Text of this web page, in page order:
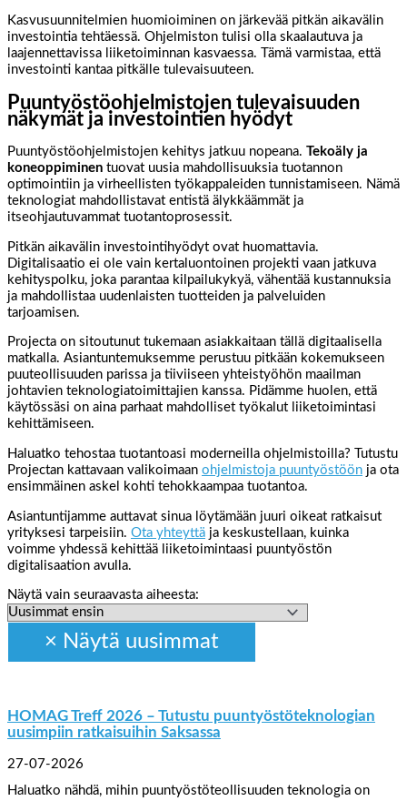
Kasvusuunnitelmien huomioiminen on järkevää pitkän aikavälin
investointia tehtäessä. Ohjelmiston tulisi olla skaalautuva ja
laajennettavissa liiketoiminnan kasvaessa. Tämä varmistaa, että
investointi kantaa pitkälle tulevaisuuteen.
Puuntyöstöohjelmistojen tulevaisuuden
näkymät ja investointien hyödyt
Puuntyöstöohjelmistojen kehitys jatkuu nopeana. Tekoäly ja
koneoppiminen tuovat uusia mahdollisuuksia tuotannon
optimointiin ja virheellisten työkappaleiden tunnistamiseen. Nämä
teknologiat mahdollistavat entistä älykkäämmät ja
itseohjautuvammat tuotantoprosessit.
Pitkän aikavälin investointihyödyt ovat huomattavia.
Digitalisaatio ei ole vain kertaluontoinen projekti vaan jatkuva
kehityspolku, joka parantaa kilpailukykyä, vähentää kustannuksia
ja mahdollistaa uudenlaisten tuotteiden ja palveluiden
tarjoamisen.
Projecta on sitoutunut tukemaan asiakkaitaan tällä digitaalisella
matkalla. Asiantuntemuksemme perustuu pitkään kokemukseen
puuteollisuuden parissa ja tiiviiseen yhteistyöhön maailman
johtavien teknologiatoimittajien kanssa. Pidämme huolen, että
käytössäsi on aina parhaat mahdolliset työkalut liiketoimintasi
kehittämiseen.
Haluatko tehostaa tuotantoasi moderneilla ohjelmistoilla? Tutustu
Projectan kattavaan valikoimaan ohjelmistoja puuntyöstöön ja ota
ensimmäinen askel kohti tehokkaampaa tuotantoa.
Asiantuntijamme auttavat sinua löytämään juuri oikeat ratkaisut
yrityksesi tarpeisiin. Ota yhteyttä ja keskustellaan, kuinka
voimme yhdessä kehittää liiketoimintaasi puuntyöstön
digitalisaation avulla.
Näytä vain seuraavasta aiheesta:
HOMAG Treff 2026 – Tutustu puuntyöstöteknologian
uusimpiin ratkaisuihin Saksassa
27-07-2026
Haluatko nähdä, mihin puuntyöstöteollisuuden teknologia on